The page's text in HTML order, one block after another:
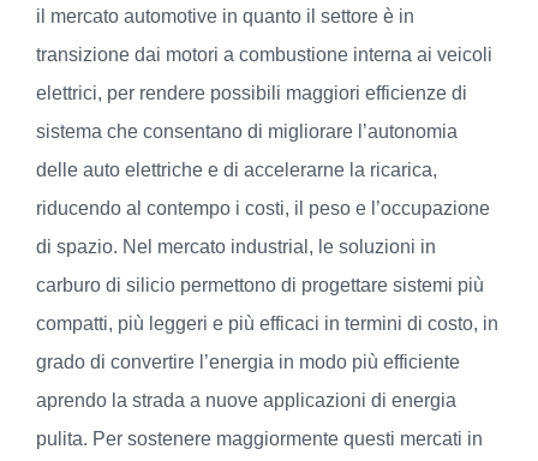
il mercato automotive in quanto il settore è in
transizione dai motori a combustione interna ai veicoli
elettrici, per rendere possibili maggiori efficienze di
sistema che consentano di migliorare l’autonomia
delle auto elettriche e di accelerarne la ricarica,
riducendo al contempo i costi, il peso e l’occupazione
di spazio. Nel mercato industrial, le soluzioni in
carburo di silicio permettono di progettare sistemi più
compatti, più leggeri e più efficaci in termini di costo, in
grado di convertire l’energia in modo più efficiente
aprendo la strada a nuove applicazioni di energia
pulita. Per sostenere maggiormente questi mercati in